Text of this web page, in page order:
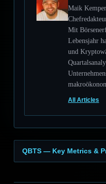
Maik
Mit
Lebensjahr
und
All Articles
QBTS — Key Metrics &